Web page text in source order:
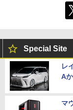
Special Site
レ
A
マ